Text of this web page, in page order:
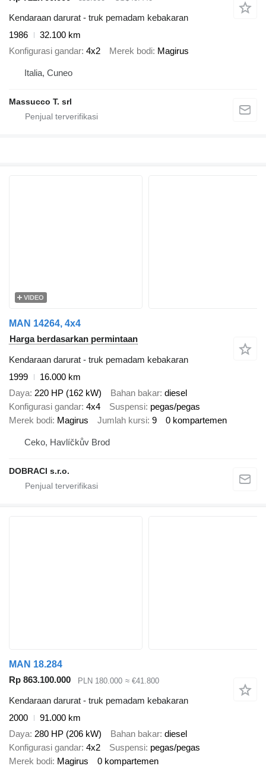
Kendaraan darurat - truk pemadam kebakaran
1986
32.100 km
Konfigurasi gandar 4x2 Merek bodi Magirus
Italia, Cuneo
Massucco T. srl
VIDEO
MAN 14264, 4x4
Harga berdasarkan permintaan
Kendaraan darurat - truk pemadam kebakaran
1999
16.000 km
Daya 220 HP (162 kW) Bahan bakar diesel
Konfigurasi gandar 4x4 Suspensi pegas/pegas
Merek bodi Magirus Jumlah kursi 9 0 kompartemen
Ceko, Havlíčkův Brod
DOBRACI s.r.o.
MAN 18.284
Rp 863.100.000
PLN 180.000 ≈ €41.800
Kendaraan darurat - truk pemadam kebakaran
2000
91.000 km
Daya 280 HP (206 kW) Bahan bakar diesel
Konfigurasi gandar 4x2 Suspensi pegas/pegas
Merek bodi Magirus 0 kompartemen